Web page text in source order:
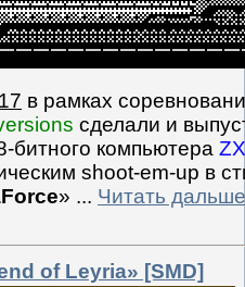
в рамках
сделали и
битного компьютера
shoot-em-up в
» ... Читать
of Leyria» [SMD]